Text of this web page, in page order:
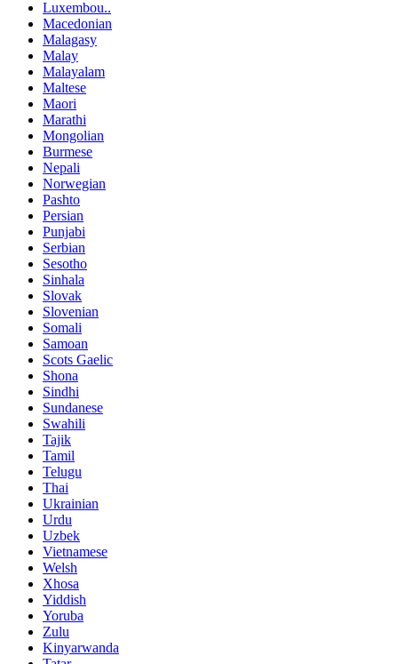
Luxembou..
Macedonian
Malagasy
Malay
Malayalam
Maltese
Maori
Marathi
Mongolian
Burmese
Nepali
Norwegian
Pashto
Persian
Punjabi
Serbian
Sesotho
Sinhala
Slovak
Slovenian
Somali
Samoan
Scots Gaelic
Shona
Sindhi
Sundanese
Swahili
Tajik
Tamil
Telugu
Thai
Ukrainian
Urdu
Uzbek
Vietnamese
Welsh
Xhosa
Yiddish
Yoruba
Zulu
Kinyarwanda